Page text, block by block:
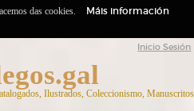
Inicio Sesión
Ilustrados, Coleccionismo,
das cookies. Máis información